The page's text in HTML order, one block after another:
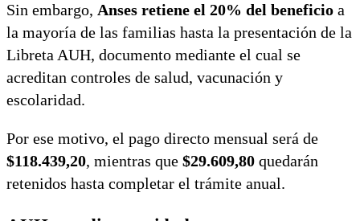
Sin embargo, Anses retiene el 20% del beneficio a
la mayoría de las familias hasta la presentación de la
Libreta AUH, documento mediante el cual se
acreditan controles de salud, vacunación y
escolaridad.
Por ese motivo, el pago directo mensual será de
$118.439,20, mientras que $29.609,80 quedarán
retenidos hasta completar el trámite anual.